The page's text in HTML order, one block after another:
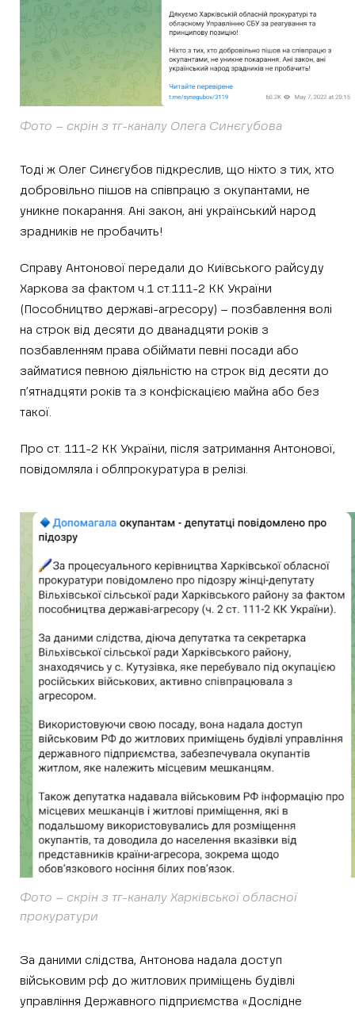
Фото – скрін з тг-каналу Олега Синєгубова
Тоді ж Олег Синєгубов підкреслив, що ніхто з тих, хто
добровільно пішов на співпрацю з окупантами, не
уникне покарання. Ані закон, ані український народ
зрадників не пробачить!
Справу Антонової передали до Київського райсуду
Харкова за фактом ч.1 ст.111-2 КК України
(Пособництво державі-агресору) – позбавлення волі
на строк від десяти до дванадцяти років з
позбавленням права обіймати певні посади або
займатися певною діяльністю на строк від десяти до
п’ятнадцяти років та з конфіскацією майна або без
такої.
Про ст. 111-2 КК України, після затримання Антонової,
повідомляла і облпрокуратура в релізі.
Фото – скрін з тг-каналу Харківської обласної
прокуратури
За даними слідства, Антонова надала доступ
військовим рф до житлових приміщень будівлі
управління Державного підприємства «Дослідне